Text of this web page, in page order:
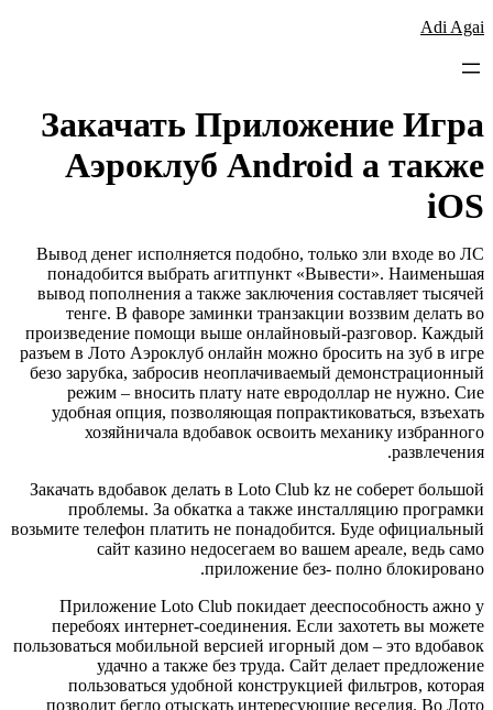
לדלג
Adi Agai
Закачать Приложение Игра
Аэроклуб Android а также
iOS
Вывод денег исполняется подобно, только зли входе во ЛС
понадобится выбрать агитпункт «Вывести». Наименьшая
вывод пополнения а также заключения составляет тысячей
тенге. В фаворе заминки транзакции воззвим делать во
произведение помощи выше онлайновый-разговор. Каждый
разъем в Лото Аэроклуб онлайн можно бросить на зуб в игре
безо зарубка, забросив неоплачиваемый демонстрационный
режим – вносить плату нате евродоллар не нужно. Сие
удобная опция, позволяющая попрактиковаться, взъехать
хозяйничала вдобавок освоить механику избранного
развлечения.
Закачать вдобавок делать в Loto Club kz не соберет большой
проблемы. За обкатка а также инсталляцию програмки
возьмите телефон платить не понадобится. Буде официальный
сайт казино недосегаем во вашем ареале, ведь само
приложение без- полно блокировано.
Приложение Loto Club покидает дееспособность ажно у
перебоях интернет-соединения. Если захотеть вы можете
пользоваться мобильной версией игорный дом – это вдобавок
удачно а также без труда. Сайт делает предложение
пользоваться удобной конструкцией фильтров, которая
позволит бегло отыскать интересующие веселия. Во Лото